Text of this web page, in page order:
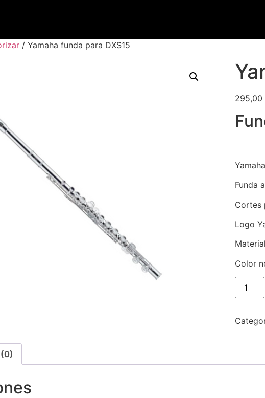
/ Yamaha funda para DXS15
295,00
Funda
Cortes
Logo
Color